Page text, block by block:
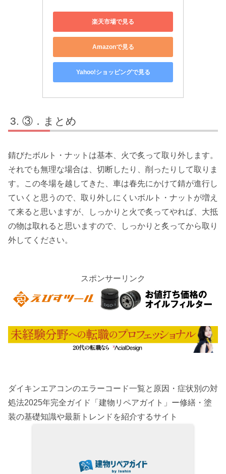
楽天市場で見る
Amazonで見る
Yahoo!ショッピングで見る
③．まとめ
錆びたボルト・ナットは基本、火で炙って取り外します。
それでも無理な場合は、切断したり、削ったりして取りま
す。この冬場を越してきた、車は春先にかけて錆が進行し
ていくと思うので、取り外しにくいボルト・ナットが増え
て来ると思いますが、しっかりと火で炙ってやれば、大抵
の物は取れると思いますので、しっかりと炙ってから取り
外してください。
スポンサーリンク
ダイキンエアコンのエラーコード一覧と原因・症状別の対
処法2025年完全ガイド「建物リペアガイト」ー修繕・塗
装の基礎知識や最新トレンドを紹介するサイト